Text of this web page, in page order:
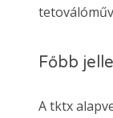
Főbb
A tktx